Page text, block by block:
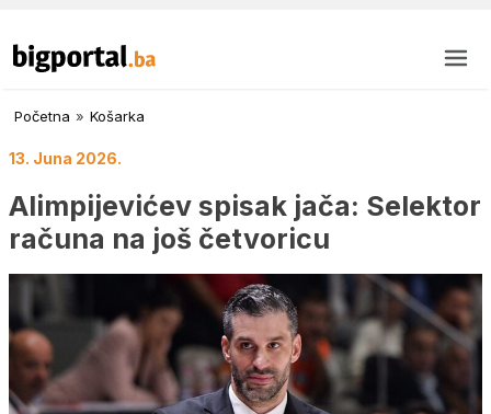
Početna » Košarka
13. Juna 2026.
Alimpijevićev spisak jača: Selektor
računa na još četvoricu